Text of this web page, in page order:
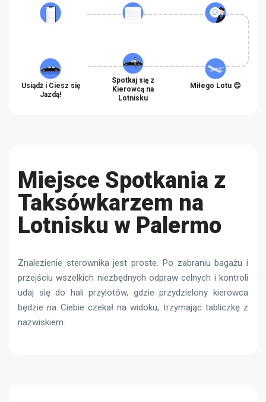
Usiądź i Ciesz się
Jazdą!
Spotkaj się z
Kierowcą na
Lotnisku
Miłego Lotu 😊
Miejsce Spotkania z
Taksówkarzem na
Lotnisku w Palermo
Znalezienie sterownika jest proste. Po zabraniu bagażu i
przejściu wszelkich niezbędnych odpraw celnych i kontroli
udaj się do hali przylotów, gdzie przydzielony kierowca
będzie na Ciebie czekał na widoku, trzymając tabliczkę z
nazwiskiem.